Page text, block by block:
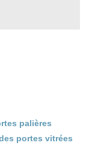
palières
portes vitrées